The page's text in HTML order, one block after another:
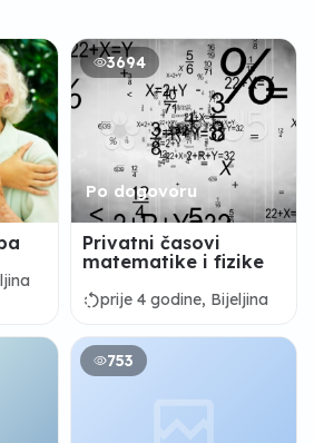
3694
Po dogovoru
Privatni časovi
matematike i fizike
rotate_leftprije 4 godine, Bijeljina
753